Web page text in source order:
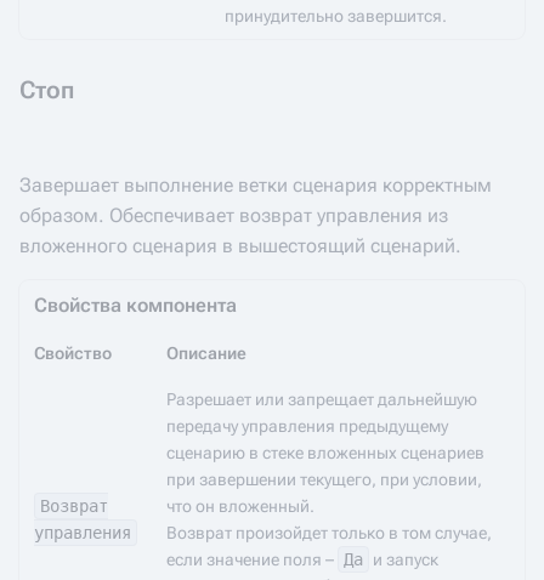
принудительно завершится.
Стоп
Завершает выполнение ветки сценария корректным
образом. Обеспечивает возврат управления из
вложенного сценария в вышестоящий сценарий.
Свойства компонента
Свойство Описание
Возврат
управления
Разрешает или запрещает дальнейшую
передачу управления предыдущему
сценарию в стеке вложенных сценариев
при завершении текущего, при условии,
что он вложенный.
Возврат произойдет только в том случае,
если значение поля – Да
и запуск